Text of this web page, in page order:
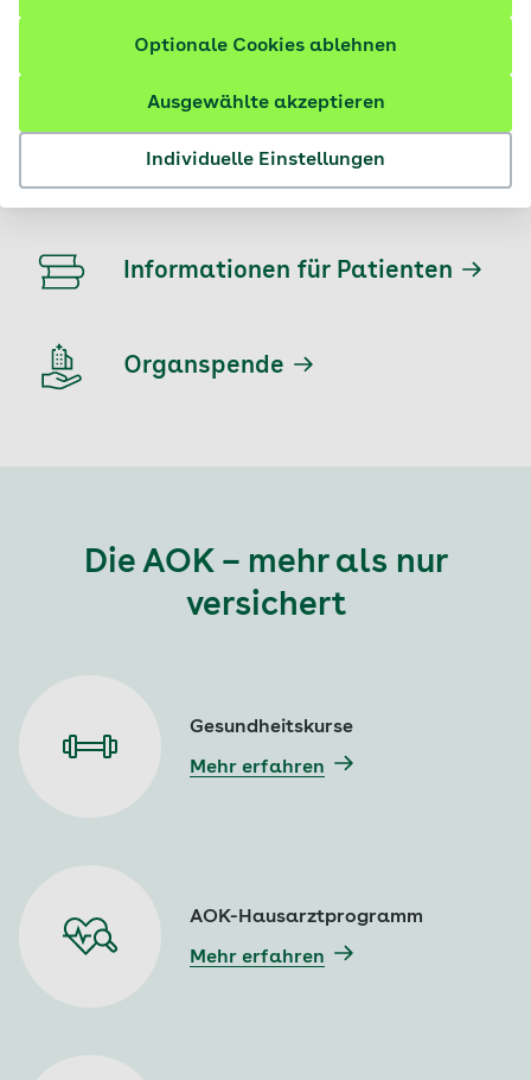
Individuelle Einstellungen
Ausgewählte akzeptieren
Optionale Cookies ablehnen
Medizin & Versorgung der
AOK
Informationen für Patienten
Organspende
Die AOK – mehr als nur
versichert
Gesundheitskurse
Mehr erfahren
AOK-Hausarztprogramm
Mehr erfahren